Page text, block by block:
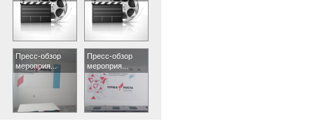
Пресс-обзор
мероприя...
Пресс-обзор
мероприя...